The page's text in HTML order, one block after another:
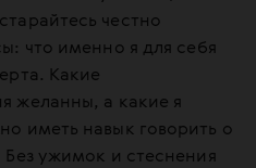
честно
что именно я для себя
Какие
желанны, а какие я
иметь навык говорить о
Без ужимок и стеснения